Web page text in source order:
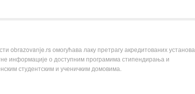
obrazovanje.rs омогућава лаку претрагу акредитованих установа
информације о доступним програмима стипендирања и
студентским и ученичким домовима.